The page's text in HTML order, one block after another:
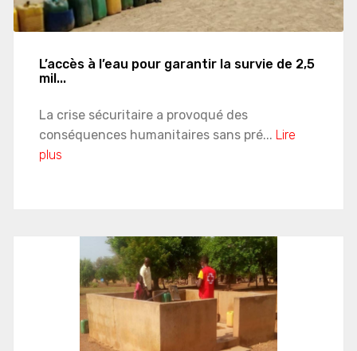
L’accès à l’eau pour garantir la survie de 2,5
mil...
La crise sécuritaire a provoqué des
conséquences humanitaires sans pré... Lire
plus